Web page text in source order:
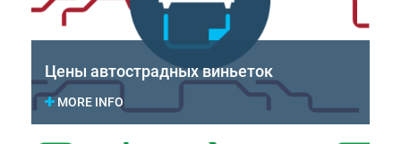
Цены автострадных виньеток
MORE INFO